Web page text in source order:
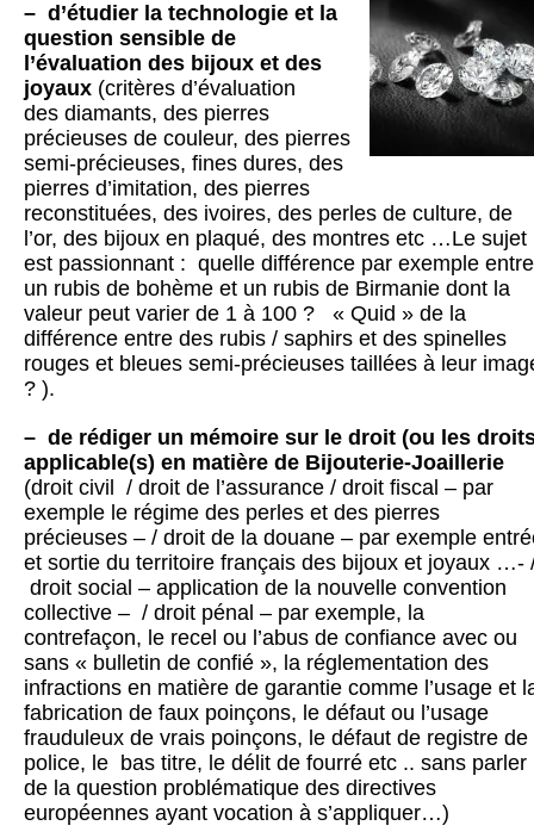
– d’étudier la technologie et la
question sensible de
l’évaluation des bijoux et des
joyaux (critères d’évaluation
des diamants, des pierres
précieuses de couleur, des pierres
semi-précieuses, fines dures, des
pierres d’imitation, des pierres
reconstituées, des ivoires, des perles de culture, de
l’or, des bijoux en plaqué, des montres etc …Le sujet
est passionnant : quelle différence par exemple entre
un rubis de bohème et un rubis de Birmanie dont la
valeur peut varier de 1 à 100 ? « Quid » de la
différence entre des rubis / saphirs et des spinelles
rouges et bleues semi-précieuses taillées à leur
? ).
– de rédiger un mémoire sur le droit (ou les
applicable(s) en matière de Bijouterie-Joaillerie
(droit civil / droit de l’assurance / droit fiscal – par
exemple le régime des perles et des pierres
précieuses – / droit de la douane – par exemple
et sortie du territoire français des bijoux et joyaux …-
droit social – application de la nouvelle convention
collective – / droit pénal – par exemple, la
contrefaçon, le recel ou l’abus de confiance avec ou
sans « bulletin de confié », la réglementation des
infractions en matière de garantie comme l’usage et
fabrication de faux poinçons, le défaut ou l’usage
frauduleux de vrais poinçons, le défaut de registre de
police, le bas titre, le délit de fourré etc .. sans parler
de la question problématique des directives
européennes ayant vocation à s’appliquer…)